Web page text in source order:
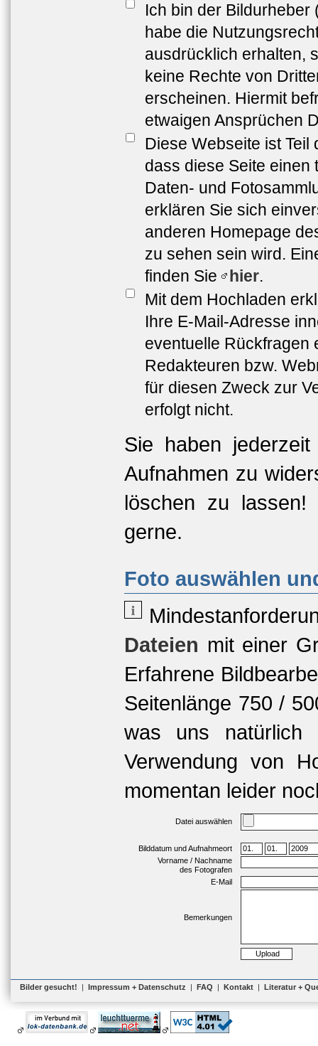
Ich bin der
habe die
ausdrücklich erhalten,
keine Rechte von
erscheinen. Hiermit
etwaigen Ansprüchen
Diese Webseite ist Teil
dass diese Seite einen
Daten- und
erklären Sie sich
anderen Homepage
zu sehen sein wird.
finden Sie
hier.
Mit dem Hochladen
Ihre E-Mail-Adresse
eventuelle Rückfragen
Redakteuren bzw.
für diesen Zweck zur
erfolgt nicht.
Sie haben
Aufnahmen zu
löschen zu lassen!
gerne.
Foto auswählen
Dateien mit einer
Erfahrene
Seitenlänge 750 /
was uns natürlich
Verwendung von
momentan leider
Datei auswählen
Bilddatum und Aufnahmeort
Vorname / Nachname
des Fotografen
E-Mail
Bemerkungen
Bilder gesucht! | Impressum + Datenschutz | FAQ | Kontakt | Literatur +